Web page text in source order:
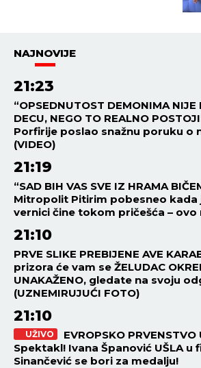
NAJNOVIJE
21:23
“OPSEDNUTOST DEMONIMA NIJE
DECU, NEGO TO REALNO
Porfirije poslao snažnu poruku o
(VIDEO)
21:19
“SAD BIH VAS SVE IZ HRAMA
Mitropolit Pitirim pobesneo kada
vernici čine tokom pričešća –
21:10
PRVE SLIKE PREBIJENE AVE
prizora će vam se ŽELUDAC
UNAKAŽENO, gledate na svoju
(UZNEMIRUJUĆI FOTO)
21:10
UŽIVO
EVROPSKO PRVENSTVO
Spektakl! Ivana Španović UŠLA u
Sinančević se bori za medalju!